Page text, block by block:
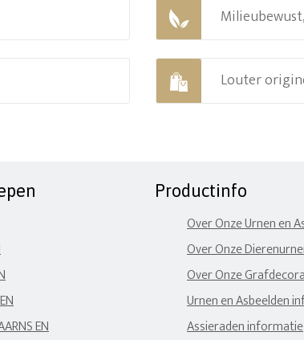
Louter
EN
Productinfo
Over Onze Urnen en
Over Onze
Over Onze
Urnen en Asbeelden
Assieraden informatie